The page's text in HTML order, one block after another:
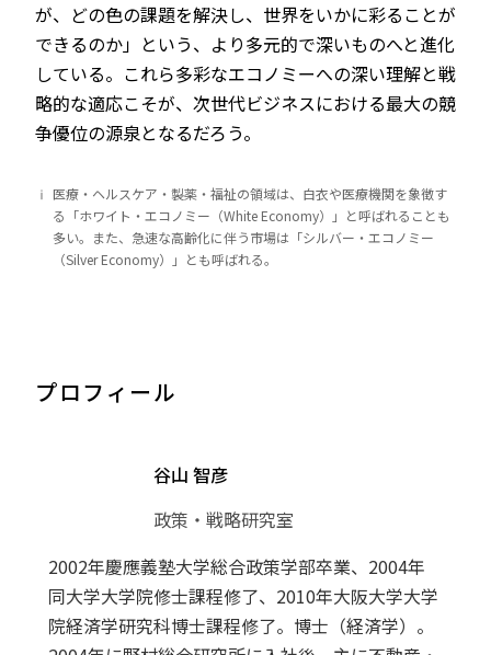
が、どの色の課題を解決し、世界をいかに彩ることが
できるのか」という、より多元的で深いものへと進化
している。これら多彩なエコノミーへの深い理解と戦
略的な適応こそが、次世代ビジネスにおける最大の競
争優位の源泉となるだろう。
ⅰ 医療・ヘルスケア・製薬・福祉の領域は、白衣や医療機関を象徴す
る「ホワイト・エコノミー（White Economy）」と呼ばれることも
多い。また、急速な高齢化に伴う市場は「シルバー・エコノミー
（Silver Economy）」とも呼ばれる。
プロフィール
谷山 智彦
政策・戦略研究室
2002年慶應義塾大学総合政策学部卒業、2004年
同大学大学院修士課程修了、2010年大阪大学大学
院経済学研究科博士課程修了。博士（経済学）。